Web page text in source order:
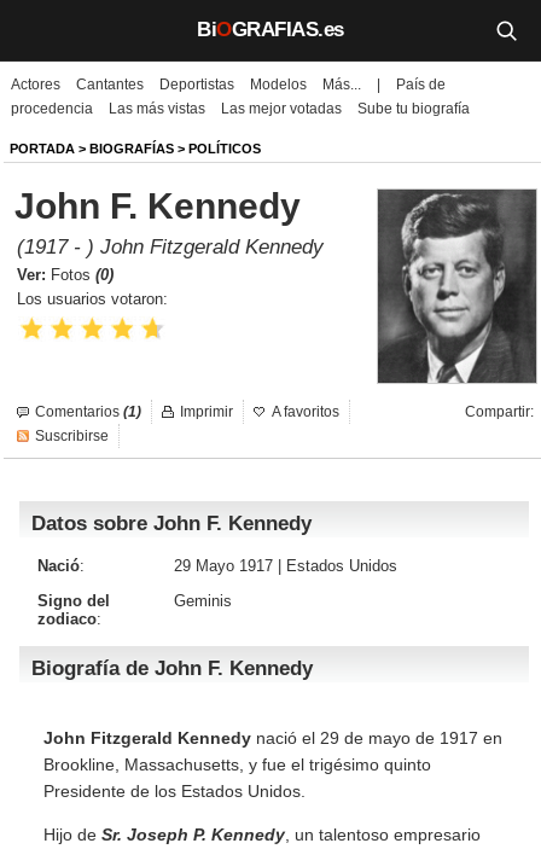
BiOGRAFIAS.es
Biografías
Películas
TV
Música
Un día como hoy
Galerías
Iniciar sesión
Actores Cantantes Deportistas Modelos Más...
País de
procedencia
Las más vistas Las mejor votadas Sube tu biografía
PORTADA > BIOGRAFÍAS > POLÍTICOS
John F. Kennedy
(1917 - ) John Fitzgerald Kennedy
Ver: Fotos (0)
Los usuarios votaron:
Comentarios (1) Compartir:
Imprimir
A favoritos
Suscribirse
Datos sobre John F. Kennedy
Nació: 29 Mayo 1917 |
Estados Unidos
Signo del
zodiaco:
Geminis
Biografía de John F. Kennedy
John Fitzgerald Kennedy nació el 29 de mayo de 1917 en
Brookline, Massachusetts, y fue el trigésimo quinto
Presidente de los Estados Unidos.
Hijo de Sr. Joseph P. Kennedy , un talentoso empresario